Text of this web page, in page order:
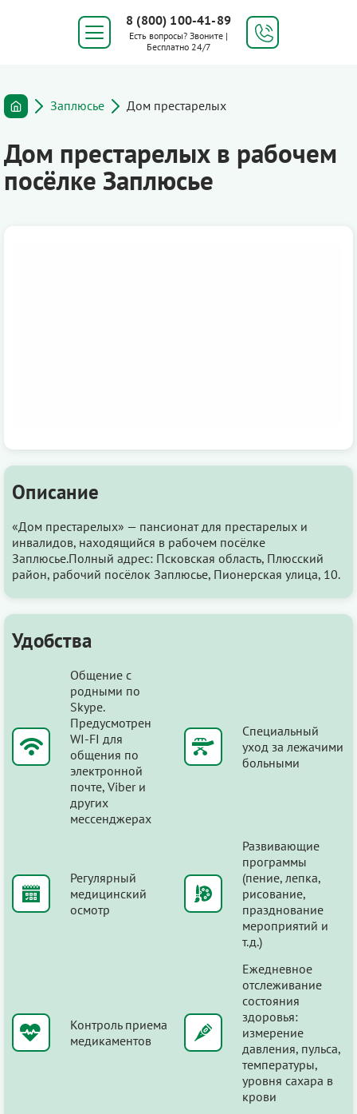
8 (800) 100-41-89
Есть вопросы? Звоните |
Бесплатно 24/7
Заплюсье Дом престарелых
Дом престарелых в рабочем
посёлке Заплюсье
Описание
«Дом престарелых» — пансионат для престарелых и
инвалидов, находящийся в рабочем посёлке
Заплюсье.Полный адрес: Псковская область, Плюсский
район, рабочий посёлок Заплюсье, Пионерская улица, 10.
Удобства
Общение с
родными по
Skype.
Предусмотрен
WI-FI для
общения по
электронной
почте, Viber и
других
мессенджерах
Специальный
уход за лежачими
больными
Регулярный
медицинский
осмотр
Развивающие
программы
(пение, лепка,
рисование,
празднование
мероприятий и
т.д.)
Контроль приема
медикаментов
Ежедневное
отслеживание
состояния
здоровья:
измерение
давления, пульса,
температуры,
уровня сахара в
крови